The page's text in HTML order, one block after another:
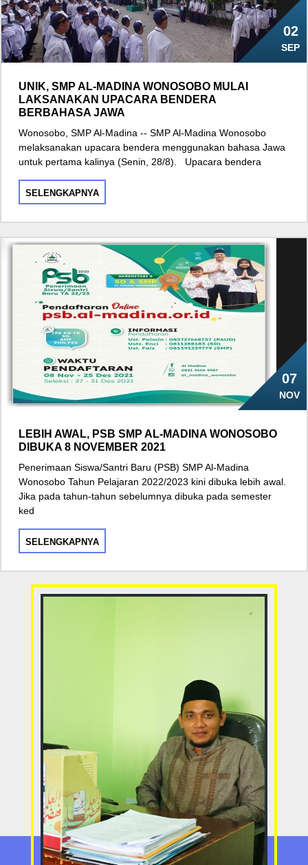
02
SEP
UNIK, SMP AL-MADINA WONOSOBO MULAI
LAKSANAKAN UPACARA BENDERA
BERBAHASA JAWA
Wonosobo, SMP Al-Madina -- SMP Al-Madina Wonosobo
melaksanakan upacara bendera menggunakan bahasa Jawa
untuk pertama kalinya (Senin, 28/8). Upacara bendera
SELENGKAPNYA
07
NOV
LEBIH AWAL, PSB SMP AL-MADINA WONOSOBO
DIBUKA 8 NOVEMBER 2021
Penerimaan Siswa/Santri Baru (PSB) SMP Al-Madina
Wonosobo Tahun Pelajaran 2022/2023 kini dibuka lebih awal.
Jika pada tahun-tahun sebelumnya dibuka pada semester
ked
SELENGKAPNYA